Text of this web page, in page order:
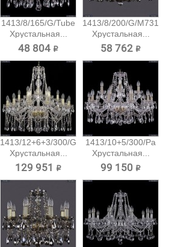
1413/8/165/G/Tube
Хрустальная...
48 804 ₽
1413/8/200/G/M731
Хрустальная...
58 762 ₽
1413/12+6+3/300/G
Хрустальная...
129 951 ₽
1413/10+5/300/Pa
Хрустальная...
99 150 ₽